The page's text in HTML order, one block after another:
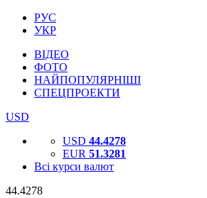
РУС
УКР
ВІДЕО
ФОТО
НАЙПОПУЛЯРНІШІ
СПЕЦПРОЕКТИ
USD
USD 44.4278
EUR 51.3281
Всі курси валют
44.4278